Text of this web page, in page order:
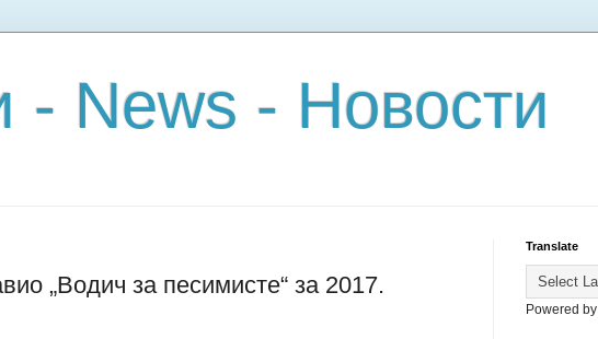
- News - Новости
„Водич за песимисте“ за 2017.
Translate
Powered by